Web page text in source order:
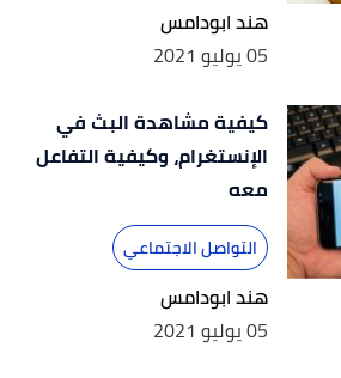
هند ابودامس
05 يوليو 2021
كيفية مشاهدة البث في
الإنستغرام، وكيفية التفاعل
معه
التواصل الاجتماعي
هند ابودامس
05 يوليو 2021